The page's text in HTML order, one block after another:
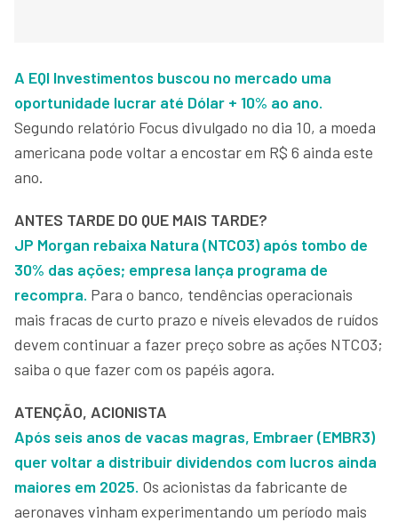
A EQI Investimentos buscou no mercado uma
oportunidade lucrar até Dólar + 10% ao ano.
Segundo relatório Focus divulgado no dia 10, a moeda
americana pode voltar a encostar em R$ 6 ainda este
ano.
ANTES TARDE DO QUE MAIS TARDE?
JP Morgan rebaixa Natura (NTCO3) após tombo de
30% das ações; empresa lança programa de
recompra. Para o banco, tendências operacionais
mais fracas de curto prazo e níveis elevados de ruídos
devem continuar a fazer preço sobre as ações NTCO3;
saiba o que fazer com os papéis agora.
ATENÇÃO, ACIONISTA
Após seis anos de vacas magras, Embraer (EMBR3)
quer voltar a distribuir dividendos com lucros ainda
maiores em 2025. Os acionistas da fabricante de
aeronaves vinham experimentando um período mais